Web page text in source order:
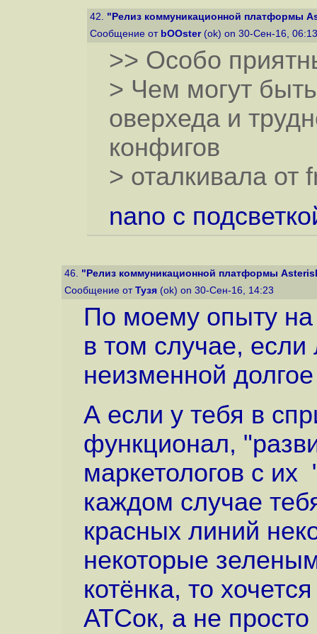
42. "Релиз коммуникационной платформы
Сообщение от bOOster(ok) on 30-Сен-16,
>> Особо
> Чем могут
оверхеда и
конфигов
> оталкивала от
nano c
46. "Релиз коммуникационной платформы
Сообщение от Тузя (ok) on 30-Сен-16, 14:23
По моему опыту
в том случае, если
неизменной
А если у тебя в
функционал,
маркетологов с
каждом случае
красных линий
некоторые
котёнка, то
АТСок, а не